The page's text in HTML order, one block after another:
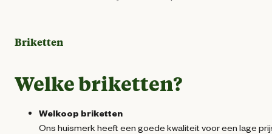
Briketten
Welke briketten?
Welkoop briketten
Ons huismerk heeft een goede kwaliteit voor een lage